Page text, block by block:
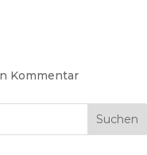
Kommentar
Suchen